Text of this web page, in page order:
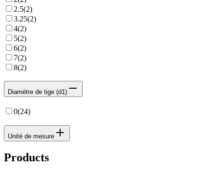
2.5(2)
3.25(2)
4(2)
5(2)
6(2)
7(2)
8(2)
Diamètre de tige (d1)
0(24)
Unité de mesure
Products